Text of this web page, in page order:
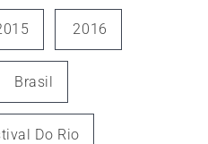
2016
Brasil
Do Rio